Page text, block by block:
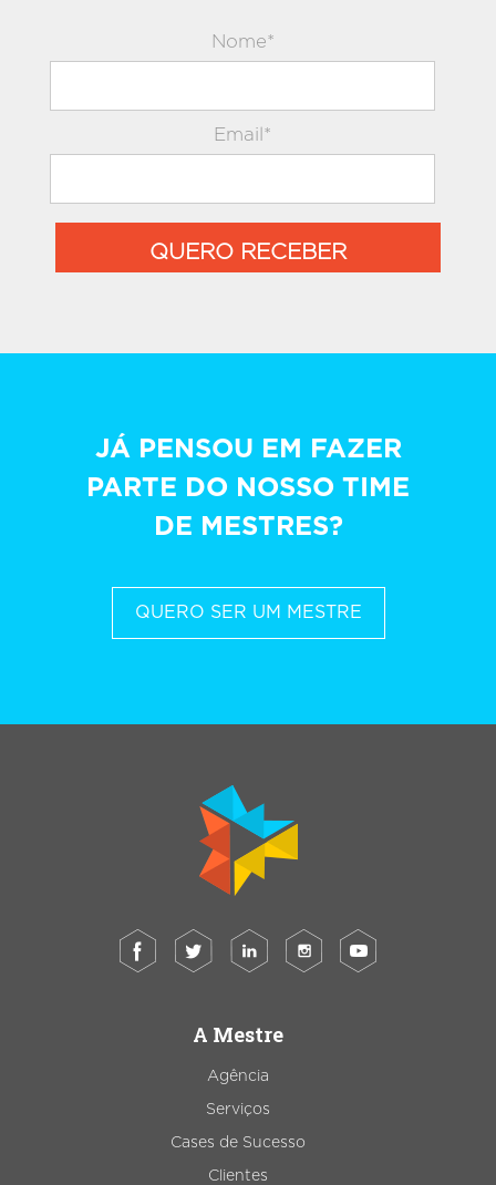
Nome*
Email*
QUERO RECEBER
JÁ PENSOU EM FAZER
PARTE DO NOSSO TIME
DE MESTRES?
QUERO SER UM MESTRE
A Mestre
Agência
Serviços
Cases de Sucesso
Clientes